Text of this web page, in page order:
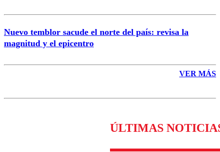
Nuevo temblor sacude el norte del país: revisa la
magnitud y el epicentro
VER MÁS
ÚLTIMAS